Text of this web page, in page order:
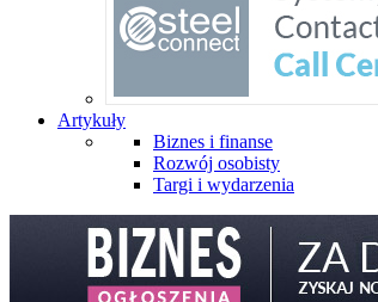
Artykuły
Biznes i finanse
Rozwój osobisty
Targi i wydarzenia